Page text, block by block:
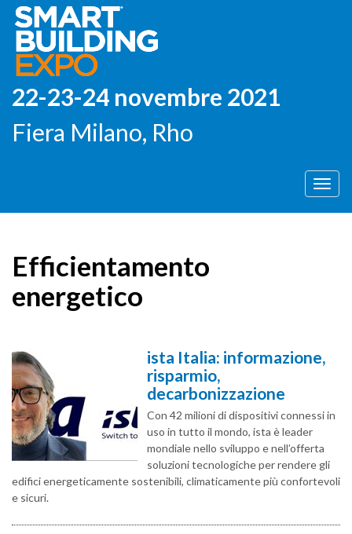
22-23-24 novembre 2021
Fiera Milano, Rho
Menù
Efficientamento
energetico
ista Italia: informazione,
risparmio,
decarbonizzazione
Con 42 milioni di dispositivi connessi in
uso in tutto il mondo, ista è leader
mondiale nello sviluppo e nell’offerta
soluzioni tecnologiche per rendere gli
edifici energeticamente sostenibili, climaticamente più confortevoli
e sicuri.